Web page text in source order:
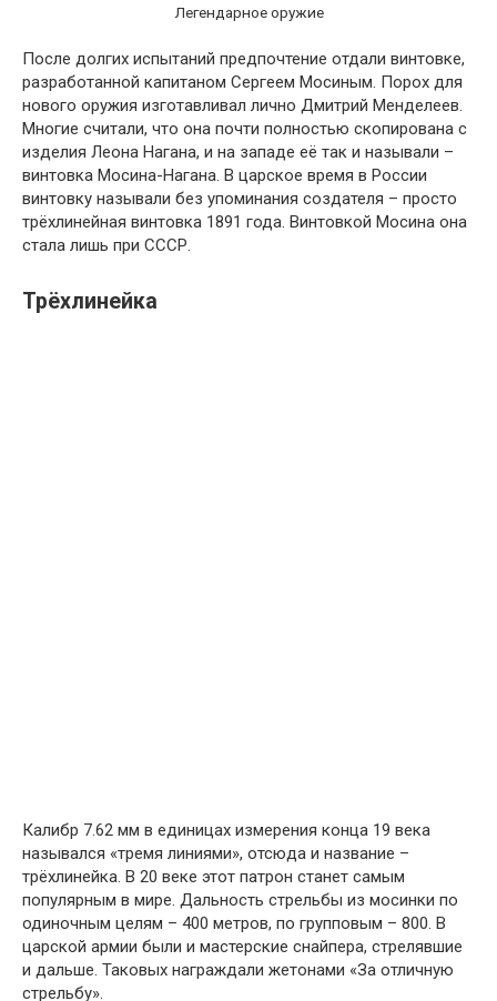
Легендарное оружие
После долгих испытаний предпочтение отдали винтовке,
разработанной капитаном Сергеем Мосиным. Порох для
нового оружия изготавливал лично Дмитрий Менделеев.
Многие считали, что она почти полностью скопирована с
изделия Леона Нагана, и на западе её так и называли –
винтовка Мосина-Нагана. В царское время в России
винтовку называли без упоминания создателя – просто
трёхлинейная винтовка 1891 года. Винтовкой Мосина она
стала лишь при СССР.
Трёхлинейка
Калибр 7.62 мм в единицах измерения конца 19 века
назывался «тремя линиями», отсюда и название –
трёхлинейка. В 20 веке этот патрон станет самым
популярным в мире. Дальность стрельбы из мосинки по
одиночным целям – 400 метров, по групповым – 800. В
царской армии были и мастерские снайпера, стрелявшие
и дальше. Таковых награждали жетонами «За отличную
стрельбу».